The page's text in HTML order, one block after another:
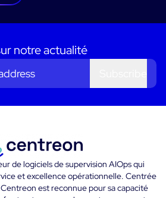
notre actualité
de logiciels de supervision AIOps qui
et excellence opérationnelle. Centrée
est reconnue pour sa capacité